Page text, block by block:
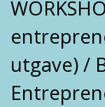
utgave) /